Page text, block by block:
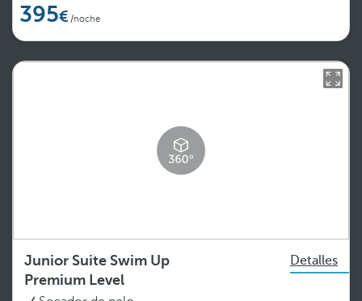
395 /noche
Junior Suite Swim Up
Premium Level
Detalles